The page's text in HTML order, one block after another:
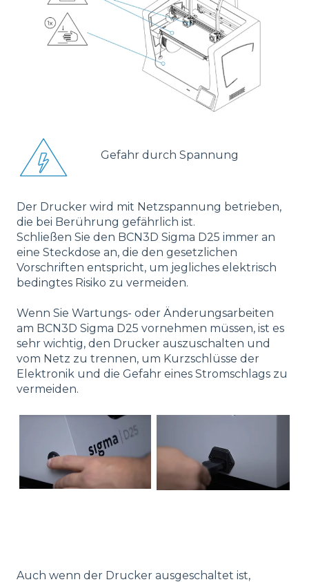
Gefahr durch Spannung
Der Drucker wird mit Netzspannung betrieben,
die bei Berührung gefährlich ist.
Schließen Sie den BCN3D Sigma D25 immer an
eine Steckdose an, die den gesetzlichen
Vorschriften entspricht, um jegliches elektrisch
bedingtes Risiko zu vermeiden.
Wenn Sie Wartungs- oder Änderungsarbeiten
am BCN3D Sigma D25 vornehmen müssen, ist es
sehr wichtig, den Drucker auszuschalten und
vom Netz zu trennen, um Kurzschlüsse der
Elektronik und die Gefahr eines Stromschlags zu
vermeiden.
Auch wenn der Drucker ausgeschaltet ist,